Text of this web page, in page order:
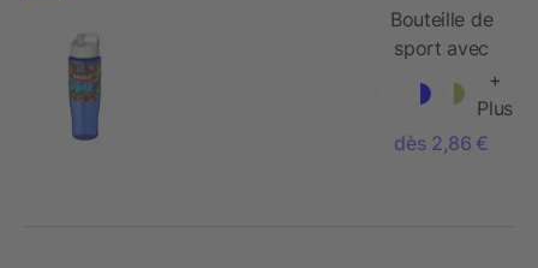
Bouteille de
sport avec
couvercle à
bec verseur
H2O
+
Plus
dès 2,86 €